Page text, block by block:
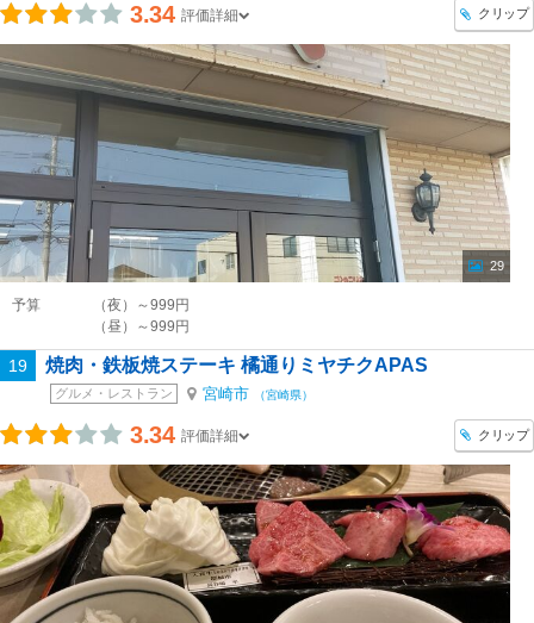
3.34 評価詳細 クリップ
29
予算
（夜）～999円
（昼）～999円
19 焼肉・鉄板焼ステーキ 橘通りミヤチクAPAS
グルメ・レストラン 宮崎市 （宮崎県）
3.34 評価詳細 クリップ